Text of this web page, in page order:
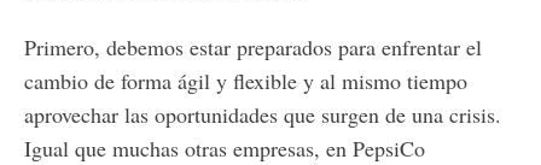
Primero, debemos estar preparados para enfrentar el
cambio de forma ágil y flexible y al mismo tiempo
aprovechar las oportunidades que surgen de una crisis.
Igual que muchas otras empresas, en PepsiCo